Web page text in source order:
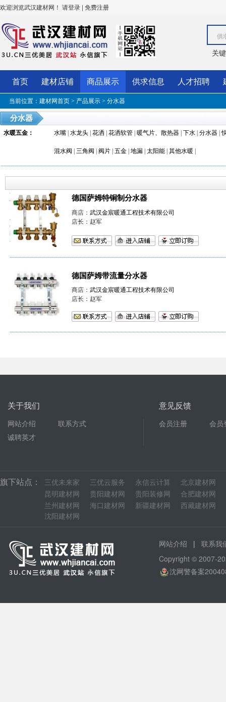
欢迎浏览武汉建材网！ 请登录 | 免费注册
供
关
首页 建材店铺 商品展示 供求信息 人才招聘
当前位置： 建材网首页 > 产品展示 > 分水器
分水器
水暖五金 ： 水嘴 水龙头 花洒 花洒软管 暖气片、散热器 下水 分水器 |
混水阀 三角阀 阀片 五金 地漏 太阳能 其他水暖
德国萨姆特铜制分水器
商店： 武汉金宸暖通工程技术有限公司
店长：赵军
德国萨姆带流量分水器
商店： 武汉金宸暖通工程技术有限公司
店长：赵军
关于我们
网站介绍
联系方式
诚聘英才
意见反馈
会员注册 会员
旗下站点： 三优未来家 三优云服务 永信云计算 北京建材网
昆明建材网
贵阳建材网 贵阳装修网 合肥建材网
兰州建材网
海口建材网 新疆建材网 西藏建材网
沈阳建材网
网站介绍 | 联系我
Copyright © 2007-
沈网警备案